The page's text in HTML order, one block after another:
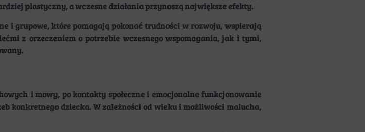
plastyczny, a wczesne działania przynoszą największe efekty.
i grupowe, które pomagają pokonać trudności w rozwoju, wspierają
z orzeczeniem o potrzebie wczesnego wspomagania, jak i tymi,
i mowy, po kontakty społeczne i emocjonalne funkcjonowanie
konkretnego dziecka. W zależności od wieku i możliwości malucha,